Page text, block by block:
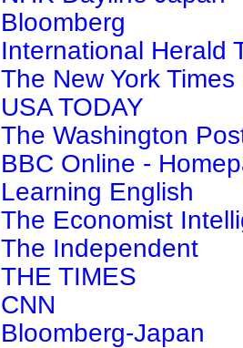
Bloomberg
International Herald
The New York
USA TODAY
The Washington
BBC Online -
Learning English
The Economist
The Independent
THE TIMES
CNN
Bloomberg-Japan